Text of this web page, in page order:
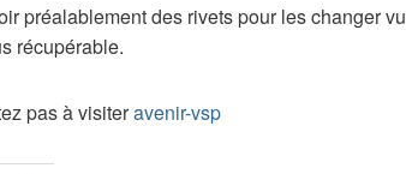
préalablement des rivets pour les changer vu
récupérable.
pas à visiteravenir-vsp